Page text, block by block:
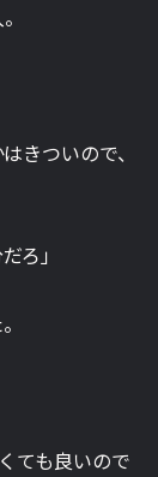
きついので、
ろ」
ても良いので